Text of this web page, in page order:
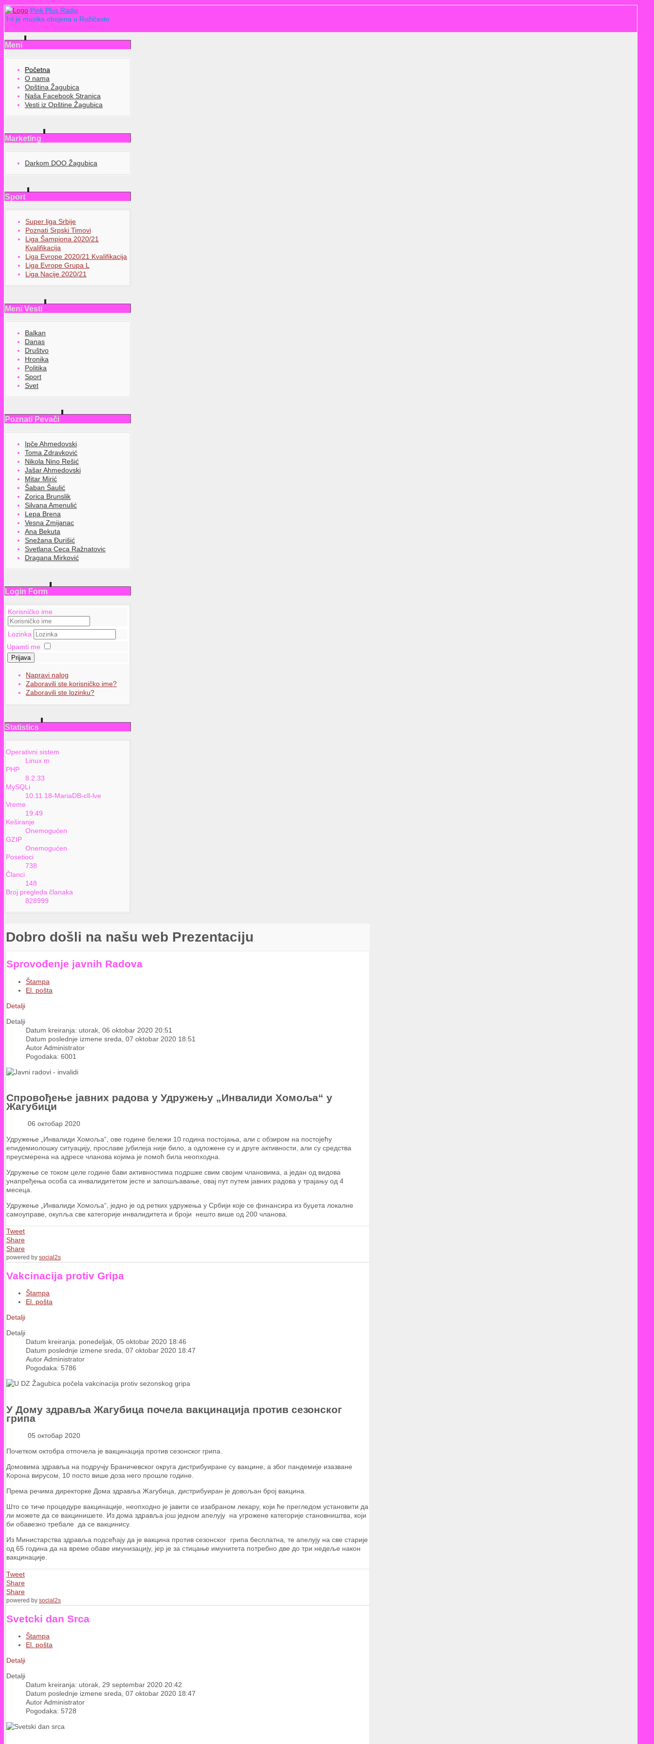
Pink Plus Radio
Jel je muzika obojena u Ružičasto
Meni
Početna
O nama
Opština Žagubica
Naša Facebook Stranica
Vesti iz Opštine Žagubica
Marketing
Darkom DOO Žagubica
Sport
Super liga Srbije
Poznati Srpski Timovi
Liga Šampiona 2020/21
Kvalifikacija
Liga Evrope 2020/21 Kvalifikacija
Liga Evrope Grupa L
Liga Nacije 2020/21
Meni Vesti
Balkan
Danas
Društvo
Hronika
Politika
Sport
Svet
Poznati Pevači
Ipče Ahmedovski
Toma Zdravković
Nikola Nino Rešić
Jašar Ahmedovski
Mitar Mirić
Šaban Šaulić
Zorica Brunslik
Silvana Amenulić
Lepa Brena
Vesna Zmijanac
Ana Bekuta
Snežana Đurišić
Svetlana Ceca Ražnatovic
Dragana Mirković
Login Form
Korisničko ime
Lozinka
Upamti me
Prijava
Napravi nalog
Zaboravili ste korisničko ime?
Zaboravili ste lozinku?
Statistics
Operativni sistem
Linux m
PHP
8.2.33
MySQLi
10.11.18-MariaDB-cll-lve
Vreme
19:49
Keširanje
Onemogućen
GZIP
Onemogućen
Posetioci
738
Članci
148
Broj pregleda članaka
828999
Dobro došli na našu web Prezentaciju
Sprovođenje javnih Radova
Štampa
El. pošta
Detalji
Detalji
Datum kreiranja: utorak, 06 oktobar 2020 20:51
Datum poslednje izmene sreda, 07 oktobar 2020 18:51
Autor Administrator
Pogodaka: 6001
Спровођење јавних радова у Удружењу „Инвалиди Хомоља“ у
Жагубици
06 октобар 2020
Удружење „Инвалиди Хомоља“, ове године бележи 10 година постојања, али с обзиром на постојећу
епидемиолошку ситуацију, прославе јубилеја није било, а одложене су и друге активности, али су средства
преусмерена на адресе чланова којима је помоћ била неопходна.
Удружење се током целе године бави активностима подршке свим својим члановима, а један од видова
унапређења особа са инвалидитетом јесте и запошљавање, овај пут путем јавних радова у трајању од 4
месеца.
Удружење „Инвалиди Хомоља“, једно је од ретких удружења у Србији које се финансира из буџета локалне
самоуправе, окупља све категорије инвалидитета и броји нешто више од 200 чланова.
Tweet
Share
Share
powered by social2s
Vakcinacija protiv Gripa
Štampa
El. pošta
Detalji
Detalji
Datum kreiranja: ponedeljak, 05 oktobar 2020 18:46
Datum poslednje izmene sreda, 07 oktobar 2020 18:47
Autor Administrator
Pogodaka: 5786
У Дому здравља Жагубица почела вакцинација против сезонског
грипа
05 октобар 2020
Почетком октобра отпочела је вакцинација против сезонског грипа.
Домовима здравља на подручју Браничевског округа дистрибуиране су вакцине, а због пандемије изазване
Корона вирусом, 10 посто више доза него прошле године.
Према речима директорке Дома здравља Жагубица, дистрибуиран је довољан број вакцина.
Што се тиче процедуре вакцинације, неопходно је јавити се изабраном лекару, који ће прегледом установити да
ли можете да се вакцинишете. Из дома здравља још једном апелују на угрожене категорије становништва, који
би обавезно требале да се вакцинису.
Из Министарства здравља подсећају да је вакцина против сезонског грипа бесплатна, те апелују на све старије
од 65 година да на време обаве имунизацију, јер је за стицање имунитета потребно две до три недеље након
вакцинације.
Tweet
Share
Share
powered by social2s
Svetcki dan Srca
Štampa
El. pošta
Detalji
Detalji
Datum kreiranja: utorak, 29 septembar 2020 20:42
Datum poslednje izmene sreda, 07 oktobar 2020 18:47
Autor Administrator
Pogodaka: 5728